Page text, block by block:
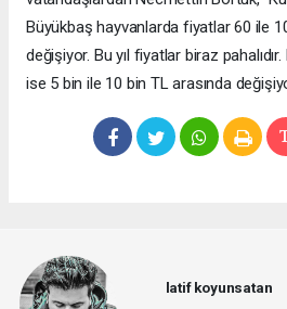
Büyükbaş hayvanlarda fiyatlar 60 ile
değişiyor. Bu yıl fiyatlar biraz
ise 5 bin ile 10 bin TL arasında
latif koyunsatan